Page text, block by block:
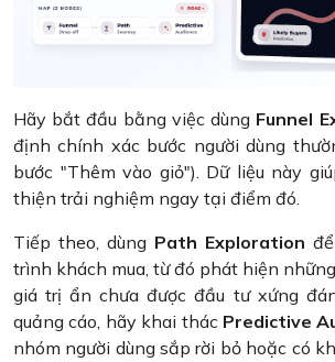
Hãy bắt đầu bằng việc dùng Funnel
định chính xác bước người dùng
bước "Thêm vào giỏ"). Dữ liệu này
thiện trải nghiệm ngay tại điểm đó.
Tiếp theo, dùng Path Exploration
trình khách mua, từ đó phát hiện
giá trị ẩn chưa được đầu tư xứng
quảng cáo, hãy khai thác Predictive
nhóm người dùng sắp rời bỏ hoặc có